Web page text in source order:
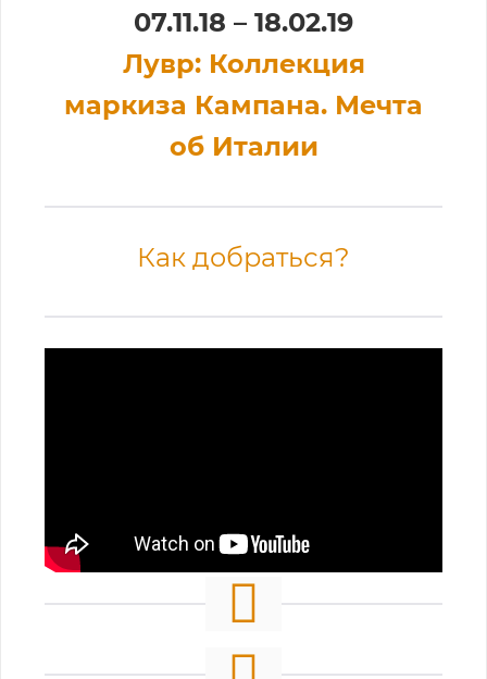
07.11.18 – 18.02.19
Лувр: Коллекция
маркиза Кампана. Мечта
об Италии
Как добраться?